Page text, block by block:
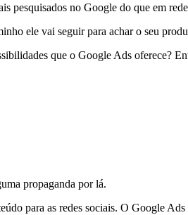
pesquisados no Google do que em
ele vai seguir para achar o seu
que o Google Ads oferece?
propaganda por lá.
para as redes sociais. O Google